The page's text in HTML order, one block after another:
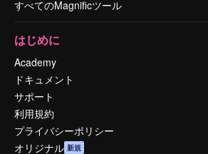
すべてのMagnificツール
はじめに
Academy
ドキュメント
サポート
利用規約
プライバシーポリシー
オリジナル 新規